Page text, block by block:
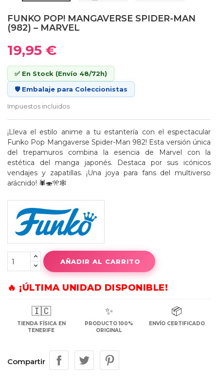
FUNKO POP! MANGAVERSE SPIDER-MAN
(982) – MARVEL
19,95 €
✅ En Stock (Envío 48/72h)
🛡️ Embalaje para Coleccionistas
Impuestos incluidos
¡Lleva el estilo anime a tu estantería con el espectacular
Funko Pop Mangaverse Spider-Man 982! Esta versión única
del trepamuros combina la esencia de Marvel con la
estética del manga japonés. Destaca por sus icónicos
vendajes y zapatillas. ¡Una joya para fans del multiverso
arácnido! 🕷️🍣🎌🕸️
AÑADIR AL CARRITO
🔥 ¡ÚLTIMA UNIDAD DISPONIBLE!
🇮🇨
TIENDA FÍSICA EN
TENERIFE
✨
PRODUCTO 100%
ORIGINAL
📦
ENVÍO CERTIFICADO
Compartir